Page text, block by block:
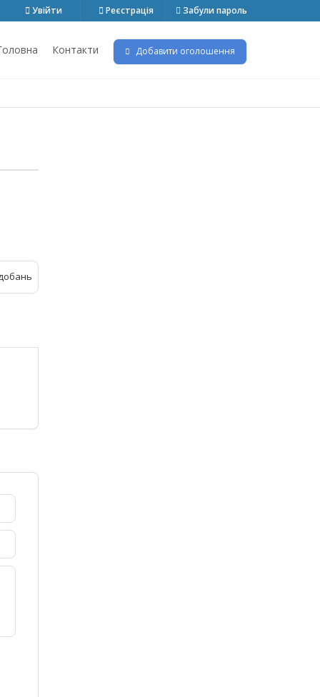
Увійти Реєстрація Забули пароль
Контакти Добавити оголошення